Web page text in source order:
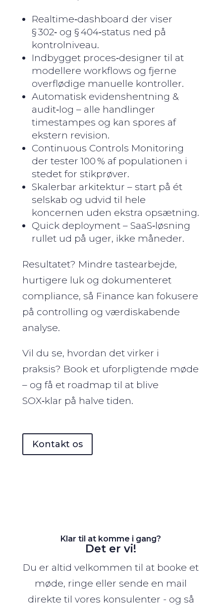
Realtime‑dashboard der viser
§ 302‑ og § 404‑status ned på
kontrolniveau.
Indbygget proces‑designer til at
modellere workflows og fjerne
overflødige manuelle kontroller.
Automatisk evidenshentning &
audit‑log – alle handlinger
timestampes og kan spores af
ekstern revision.
Continuous Controls Monitoring
der tester 100 % af populationen i
stedet for stikprøver.
Skalerbar arkitektur – start på ét
selskab og udvid til hele
koncernen uden ekstra opsætning.
Quick deployment – SaaS‑løsning
rullet ud på uger, ikke måneder.
Resultatet? Mindre tastearbejde,
hurtigere luk og dokumenteret
compliance, så Finance kan fokusere
på controlling og værdiskabende
analyse.
Vil du se, hvordan det virker i
praksis? Book et uforpligtende møde
– og få et roadmap til at blive
SOX‑klar på halve tiden.
Kontakt os
Klar til at komme i gang?
Det er vi!
Du er altid velkommen til at booke et
møde, ringe eller sende en mail
direkte til vores konsulenter - og så